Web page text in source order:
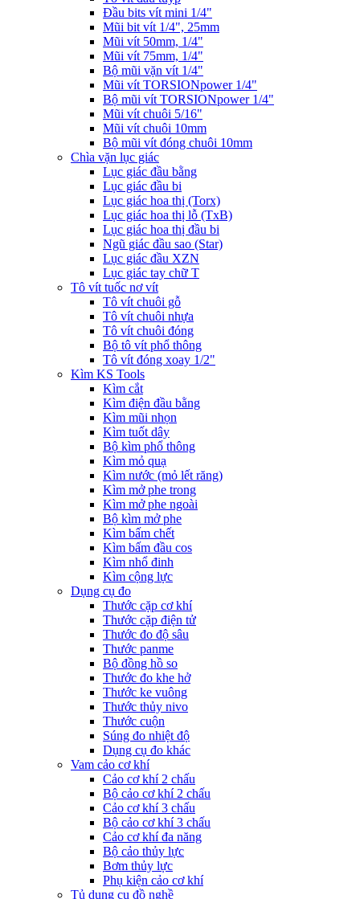
Đầu bits vít mini 1/4"
Mũi bit vít 1/4", 25mm
Mũi vít 50mm, 1/4"
Mũi vít 75mm, 1/4"
Bộ mũi vặn vít 1/4"
Mũi vít TORSIONpower 1/4"
Bộ mũi vít TORSIONpower 1/4"
Mũi vít chuôi 5/16"
Mũi vít chuôi 10mm
Bộ mũi vít đóng chuôi 10mm
Chìa vặn lục giác
Lục giác đầu bằng
Lục giác đầu bi
Lục giác hoa thị (Torx)
Lục giác hoa thị lỗ (TxB)
Lục giác hoa thị đầu bi
Ngũ giác đầu sao (Star)
Lục giác đầu XZN
Lục giác tay chữ T
Tô vít tuốc nơ vít
Tô vít chuôi gỗ
Tô vít chuôi nhựa
Tô vít chuôi đóng
Bộ tô vít phổ thông
Tô vít đóng xoay 1/2"
Kìm KS Tools
Kìm cắt
Kìm điện đầu bằng
Kìm mũi nhọn
Kìm tuốt dây
Bộ kìm phổ thông
Kìm mỏ quạ
Kìm nước (mỏ lết răng)
Kìm mở phe trong
Kìm mở phe ngoài
Bộ kìm mở phe
Kìm bấm chết
Kìm bấm đầu cos
Kìm nhổ đinh
Kìm cộng lực
Dụng cụ đo
Thước cặp cơ khí
Thước cặp điện tử
Thước đo độ sâu
Thước panme
Bộ đồng hồ so
Thước đo khe hở
Thước ke vuông
Thước thủy nivo
Thước cuộn
Súng đo nhiệt độ
Dụng cụ đo khác
Vam cảo cơ khí
Cảo cơ khí 2 chấu
Bộ cảo cơ khí 2 chấu
Cảo cơ khí 3 chấu
Bộ cảo cơ khí 3 chấu
Cảo cơ khí đa năng
Bộ cảo thủy lực
Bơm thủy lực
Phụ kiện cảo cơ khí
Tủ dụng cụ đồ nghề